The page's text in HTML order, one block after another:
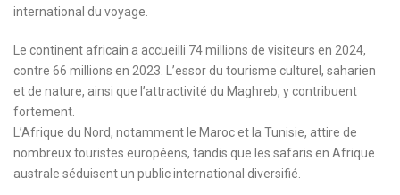
international du voyage.
Le continent africain a accueilli 74 millions de visiteurs en 2024,
contre 66 millions en 2023. L’essor du tourisme culturel, saharien
et de nature, ainsi que l’attractivité du Maghreb, y contribuent
fortement.
L’Afrique du Nord, notamment le Maroc et la Tunisie, attire de
nombreux touristes européens, tandis que les safaris en Afrique
australe séduisent un public international diversifié.